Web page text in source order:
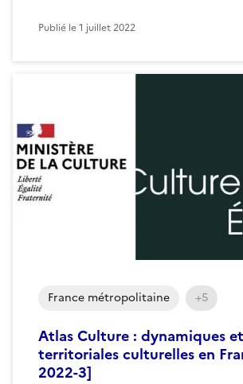
Publié le1 juillet 2022
Atlas Culture : dynamiques
territoriales culturelles en
2022-3]
France métropolitaine +5